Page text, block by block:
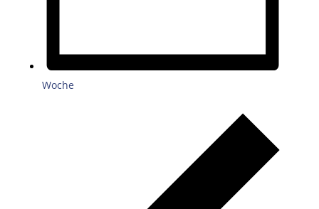
Woche